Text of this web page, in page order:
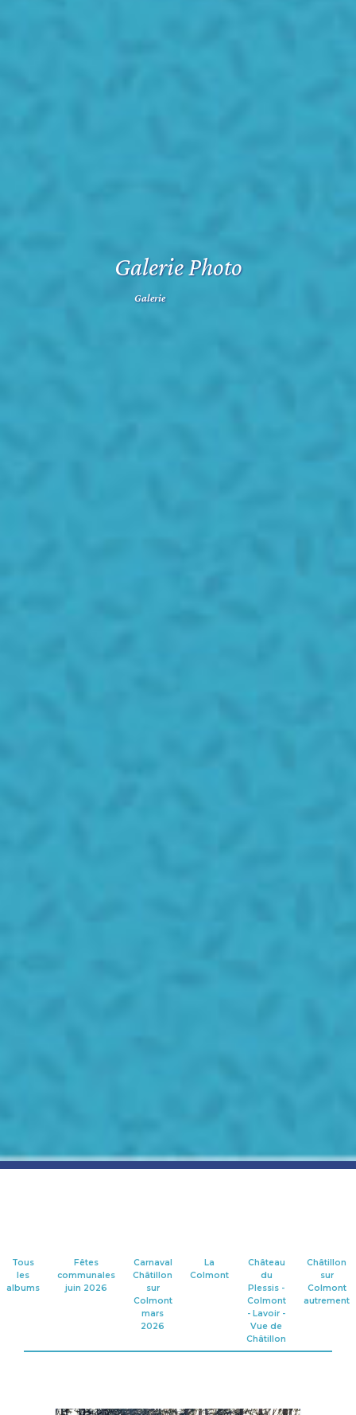
Galerie Photo
Galerie
Tous
les
albums
Fêtes
communales
juin 2026
Carnaval
Châtillon
sur
Colmont
mars
2026
La
Colmont
Château
du
Plessis -
Colmont
- Lavoir -
Vue de
Châtillon
Châtillon
sur
Colmont
autrement